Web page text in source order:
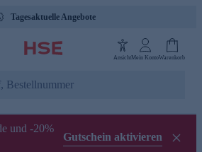
Tagesaktuelle Angebote
AnsichtMein KontoWarenkorb
und -20%
Gutschein aktivieren